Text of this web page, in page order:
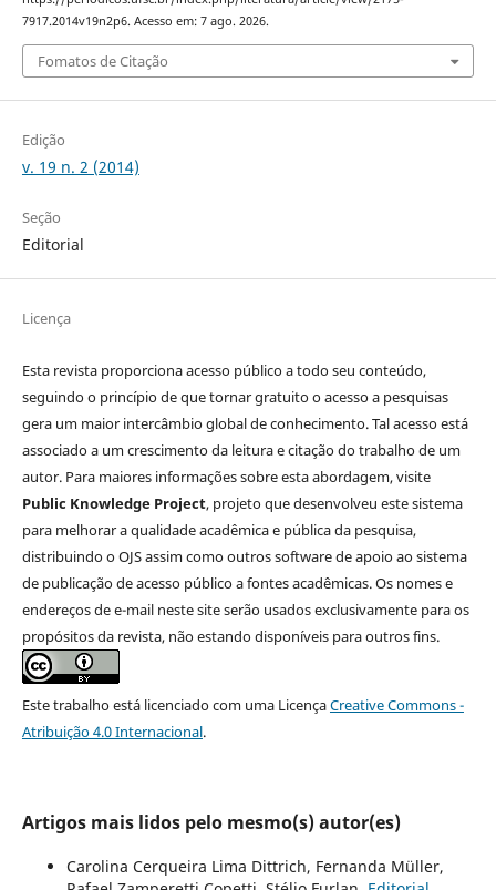
7917.2014v19n2p6. Acesso em: 7 ago. 2026.
Fomatos de Citação
Edição
v. 19 n. 2 (2014)
Seção
Editorial
Licença
Esta revista proporciona acesso público a todo seu conteúdo,
seguindo o princípio de que tornar gratuito o acesso a pesquisas
gera um maior intercâmbio global de conhecimento. Tal acesso está
associado a um crescimento da leitura e citação do trabalho de um
autor. Para maiores informações sobre esta abordagem, visite
Public Knowledge Project, projeto que desenvolveu este sistema
para melhorar a qualidade acadêmica e pública da pesquisa,
distribuindo o OJS assim como outros software de apoio ao sistema
de publicação de acesso público a fontes acadêmicas. Os nomes e
endereços de e-mail neste site serão usados exclusivamente para os
propósitos da revista, não estando disponíveis para outros fins.
Este trabalho está licenciado com uma LicençaCreative Commons -
Atribuição 4.0 Internacional.
Artigos mais lidos pelo mesmo(s) autor(es)
Carolina Cerqueira Lima Dittrich, Fernanda Müller,